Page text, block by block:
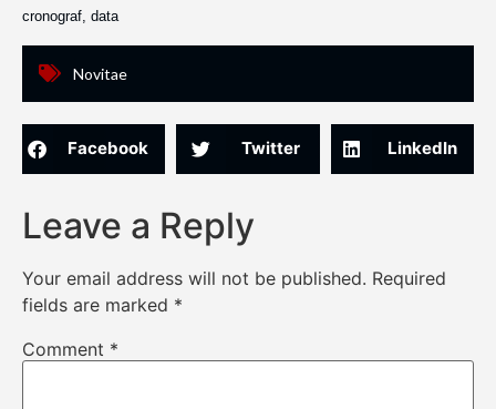
cronograf, data
Novitae
Facebook Twitter LinkedIn
Leave a Reply
Your email address will not be published. Required
fields are marked *
Comment *